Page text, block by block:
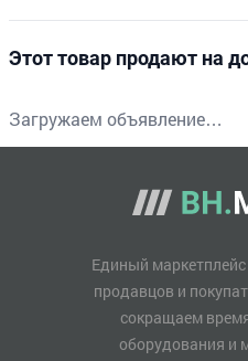
Этот товар продают на
Загружаем объявление…
Единый
продавцов и
сокращаем
оборудования и